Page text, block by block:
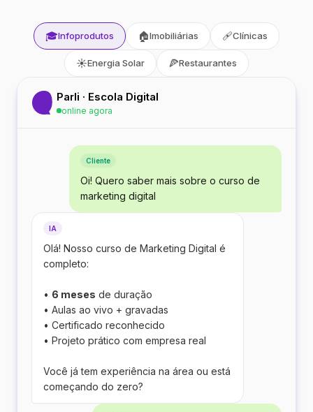
🎓Infoprodutos 🏠Imobiliárias 🩹Clínicas
☀️Energia Solar 🍕Restaurantes
Parli · Escola Digital
online agora
Cliente
Oi! Quero saber mais sobre o curso de
marketing digital
IA
Olá! Nosso curso de Marketing Digital é
completo:
• 6 meses de duração
• Aulas ao vivo + gravadas
• Certificado reconhecido
• Projeto prático com empresa real
Você já tem experiência na área ou está
começando do zero?